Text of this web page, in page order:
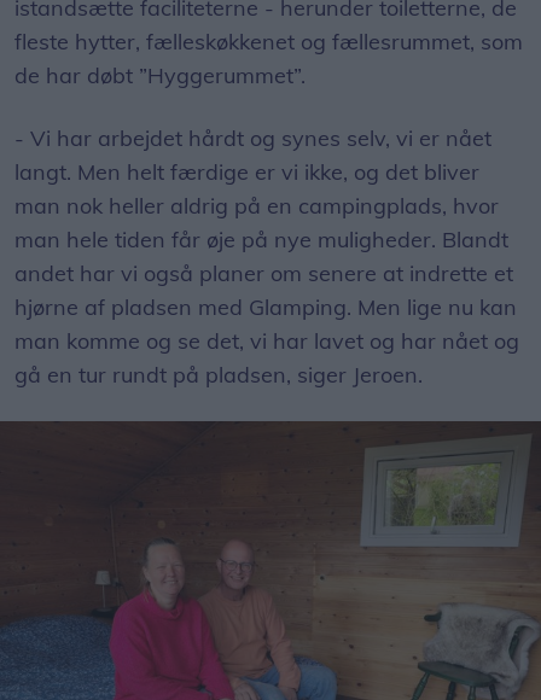
istandsætte faciliteterne - herunder toiletterne, de
fleste hytter, fælleskøkkenet og fællesrummet, som
de har døbt ”Hyggerummet”.
- Vi har arbejdet hårdt og synes selv, vi er nået
langt. Men helt færdige er vi ikke, og det bliver
man nok heller aldrig på en campingplads, hvor
man hele tiden får øje på nye muligheder. Blandt
andet har vi også planer om senere at indrette et
hjørne af pladsen med Glamping. Men lige nu kan
man komme og se det, vi har lavet og har nået og
gå en tur rundt på pladsen, siger Jeroen.